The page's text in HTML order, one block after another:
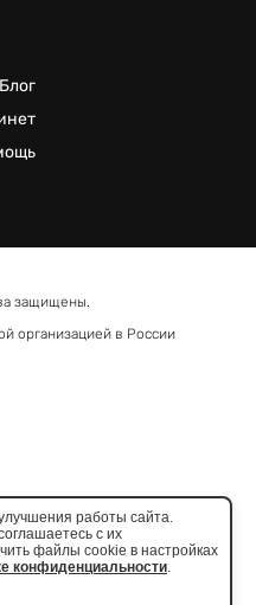
защищены.
работы сайта.
с их
файлы cookie в настройках
конфиденциальности.